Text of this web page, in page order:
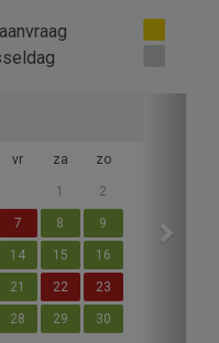
vr za zo
1 2
7 8 9
14 15 16
21 22 23
28 29 30